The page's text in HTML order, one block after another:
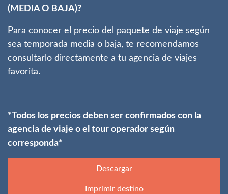
(MEDIA O BAJA)?
Para conocer el precio del paquete de viaje según
sea temporada media o baja, te recomendamos
consultarlo directamente a tu agencia de viajes
favorita.
*Todos los precios deben ser confirmados con la
agencia de viaje o el tour operador según
corresponda*
Descargar
Imprimir destino